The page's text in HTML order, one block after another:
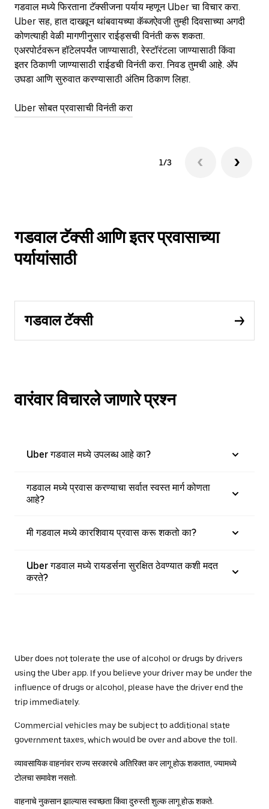
गडवाल मध्ये फिरताना टॅक्सीजना पर्याय म्हणून Uber चा विचार करा.
Uber सह, हात दाखवून थांबवायच्या कॅब्जऐवजी तुम्ही दिवसाच्या अगदी
कोणत्याही वेळी मागणीनुसार राईड्सची विनंती करू शकता.
एअरपोर्टवरून हॉटेलपर्यंत जाण्यासाठी, रेस्टॉरंटला जाण्यासाठी किंवा
इतर‍ ठिकाणी जाण्यासाठी राईडची विनंती करा. निवड तुमची आहे. ॲप
उघडा आणि सुरुवात करण्यासाठी अंतिम ठिकाण लिहा.
Uber सोबत प्रवासाची विनंती करा
1/3
गडवाल टॅक्सी आणि इतर प्रवासाच्या
पर्यायांसाठी
गडवाल टॅक्सी
वारंवार विचारले जाणारे प्रश्न
Uber गडवाल मध्ये उपलब्ध आहे का?
गडवाल मध्ये प्रवास करण्याचा सर्वात स्वस्त मार्ग कोणता
आहे?
मी गडवाल मध्ये कारशिवाय प्रवास करू शकतो का?
Uber गडवाल मध्ये रायडर्सना सुरक्षित ठेवण्यात कशी मदत
करते?
Uber does not tolerate the use of alcohol or drugs by drivers
using the Uber app. If you believe your driver may be under the
influence of drugs or alcohol, please have the driver end the
trip immediately.
Commercial vehicles may be subject to additional state
government taxes, which would be over and above the toll.
व्यावसायिक वाहनांवर राज्य सरकारचे अतिरिक्त कर लागू होऊ शकतात, ज्यामध्ये
टोलचा समावेश नसतो.
वाहनाचे नुकसान झाल्यास स्वच्छता किंवा दुरुस्ती शुल्क लागू होऊ शकते.